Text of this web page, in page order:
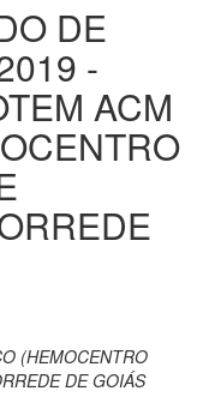
DE
-
ACM
(HEMOCENTRO
DE GOIÁS